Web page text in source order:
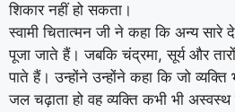
शिकार नहीं हो सकता।
स्वामी चितात्मन जी ने कहा कि अन्य
पूजा जाते हैं। जबकि चंद्रमा, सूर्य और
पाते हैं। उन्होंने उन्होंने कहा कि जो व्यक्ति
जल चढ़ाता हो वह व्यक्ति कभी भी